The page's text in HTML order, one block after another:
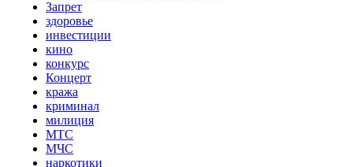
Запрет
здоровье
инвестиции
кино
конкурс
Концерт
кража
криминал
милиция
МТС
МЧС
наркотики